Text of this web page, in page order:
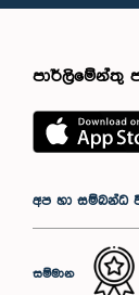
පාර්ලිමේන්තු
අප හා සම්බන්ධ
සම්මාන